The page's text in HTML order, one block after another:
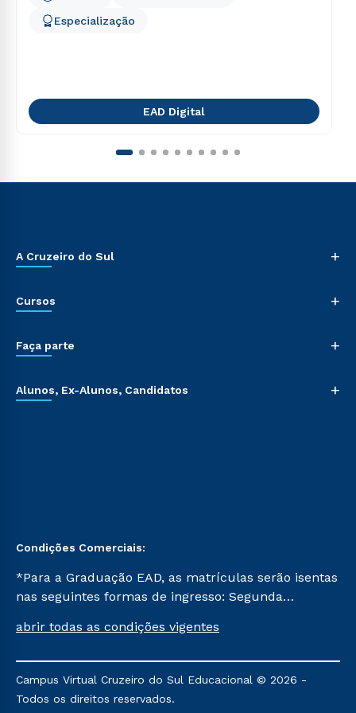
Especialização
EAD Digital
A Cruzeiro do Sul +
Cursos +
Faça parte +
Alunos, Ex-Alunos, Candidatos +
Condições Comerciais:
*Para a Graduação EAD, as matrículas serão isentas
nas seguintes formas de ingresso: Segunda
Já para as demais, a taxa de matrícula será de R$
mencionadas são referentes aos cursos: Ensino
Religioso, Geografia para a Docência e Metodologia
abrir todas as condições vigentes
Campus Virtual Cruzeiro do Sul Educacional © 2026 -
Todos os direitos reservados.